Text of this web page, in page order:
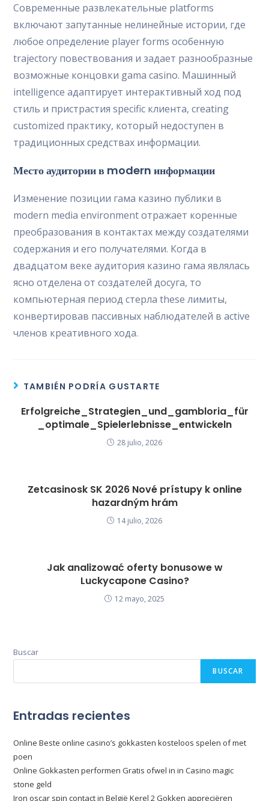
Современные развлекательные platforms
включают запутанные нелинейные истории, где
любое определение player forms особенную
trajectory повествования и задает разнообразные
возможные концовки gama casino. Машинный
intelligence адаптирует интерактивный ход под
стиль и пристрастия specific клиента, creating
customized практику, который недоступен в
традиционных средствах информации.
Место аудитории в modern информации
Изменение позиции гама казино публики в
modern media environment отражает коренные
преобразования в контактах между создателями
содержания и его получателями. Когда в
двадцатом веке аудитория казино гама являлась
ясно отделена от создателей досуга, то
компьютерная период стерла these лимиты,
конвертировав пассивных наблюдателей в active
членов креативного хода.
TAMBIÉN PODRÍA GUSTARTE
Erfolgreiche_Strategien_und_gambloria_für
_optimale_Spielerlebnisse_entwickeln
28 julio, 2026
Zetcasinosk SK 2026 Nové prístupy k online
hazardným hrám
14 julio, 2026
Jak analizować oferty bonusowe w
Luckycapone Casino?
12 mayo, 2025
Buscar
BUSCAR
Entradas recientes
Online Beste online casino’s gokkasten kosteloos spelen of met
poen
Online Gokkasten performen Gratis ofwel in in Casino magic
stone geld
Iron oscar spin contact in België Kerel 2 Gokken appreciëren